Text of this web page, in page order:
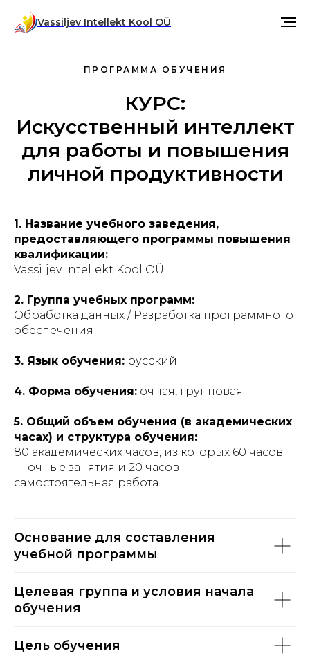
Vassiljev Intellekt Kool OÜ
ПРОГРАММА ОБУЧЕНИЯ
КУРС:
Искусственный интеллект
для работы и повышения
личной продуктивности
1. Название учебного заведения,
предоставляющего программы повышения
квалификации:
Vassiljev Intellekt Kool OÜ
2. Группа учебных программ:
Обработка данных / Разработка программного
обеспечения
3. Язык обучения: русский
4. Форма обучения: очная, групповая
5. Общий объем обучения (в академических
часах) и структура обучения:
80 академических часов, из которых 60 часов
— очные занятия и 20 часов —
самостоятельная работа.
Основание для составления
учебной программы
Целевая группа и условия начала
обучения
Цель обучения